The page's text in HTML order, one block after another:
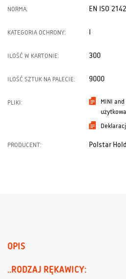
NORMA: EN ISO
KATEGORIA OCHRONY: I
ILOŚĆ W KARTONIE: 300
ILOŚĆ SZTUK NA PALECIE: 9000
PLIKI:
MINI and
PRODUCENT: Polstar
OPIS
..RODZAJ RĘKAWICY: